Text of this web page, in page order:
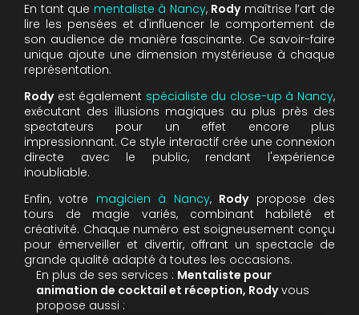
En tant que mentaliste à Nancy, Rodymaîtrise l’art de
lire les pensées et d'influencer le comportement de
son audience de manière fascinante. Ce savoir-faire
unique ajoute une dimension mystérieuse à chaque
représentation.
Rodyest également spécialiste du close-up à Nancy,
exécutant des illusions magiques au plus près des
spectateurs pour un effet encore plus
impressionnant. Ce style interactif crée une connexion
directe avec le public, rendant l'expérience
inoubliable.
Enfin, votre magicien à Nancy, Rodypropose des
tours de magie variés, combinant habileté et
créativité. Chaque numéro est soigneusement conçu
pour émerveiller et divertir, offrant un spectacle de
grande qualité adapté à toutes les occasions.
En plus de ses services : Mentaliste pour
animation de cocktail et réception, Rodyvous
propose aussi :